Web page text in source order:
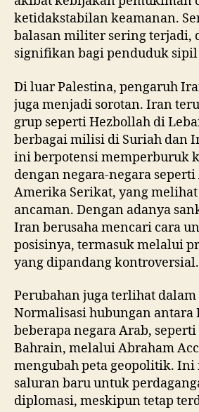
ketidakstabilan keamanan.
balasan militer sering terjadi,
signifikan bagi penduduk
Di luar Palestina, pengaruh
juga menjadi sorotan. Iran
grup seperti Hezbollah di
berbagai milisi di Suriah dan
ini berpotensi memperburuk
dengan negara-negara
Amerika Serikat, yang
ancaman. Dengan adanya
Iran berusaha mencari cara
posisinya, termasuk melalui
yang dipandang kontroversial.
Perubahan juga terlihat
Normalisasi hubungan antara
beberapa negara Arab, seperti
Bahrain, melalui Abraham
mengubah peta geopolitik.
saluran baru untuk
diplomasi, meskipun tetap